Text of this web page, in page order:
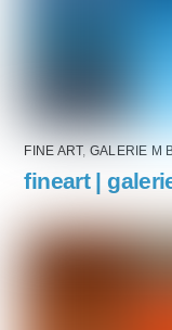
FINE ART, GALERIE M
fineart |